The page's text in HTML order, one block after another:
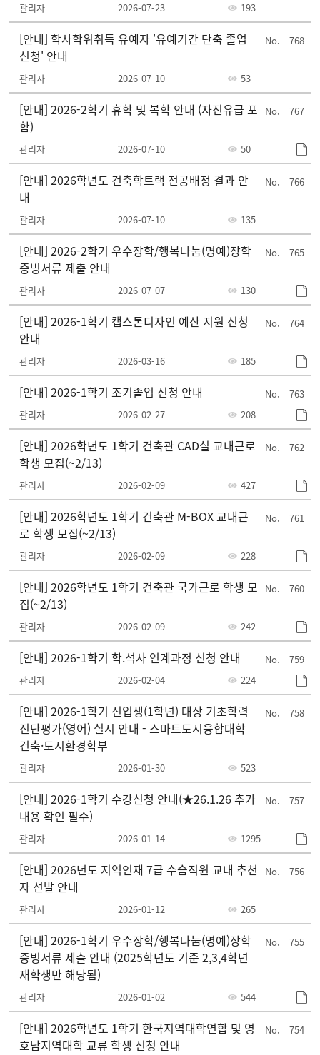
관리자 2026-07-23 193
768
[안내] 학사학위취득 유예자 '유예기간 단축 졸업
신청' 안내
관리자 2026-07-10 53
767
[안내] 2026-2학기 휴학 및 복학 안내 (자진유급 포
함)
관리자 2026-07-10 50
766
[안내] 2026학년도 건축학트랙 전공배정 결과 안
내
관리자 2026-07-10 135
765
[안내] 2026-2학기 우수장학/행복나눔(명예)장학
증빙서류 제출 안내
관리자 2026-07-07 130
764
[안내] 2026-1학기 캡스톤디자인 예산 지원 신청
안내
관리자 2026-03-16 185
763
[안내] 2026-1학기 조기졸업 신청 안내
관리자 2026-02-27 208
762
[안내] 2026학년도 1학기 건축관 CAD실 교내근로
학생 모집(~2/13)
관리자 2026-02-09 427
761
[안내] 2026학년도 1학기 건축관 M-BOX 교내근
로 학생 모집(~2/13)
관리자 2026-02-09 228
760
[안내] 2026학년도 1학기 건축관 국가근로 학생 모
집(~2/13)
관리자 2026-02-09 242
759
[안내] 2026-1학기 학.석사 연계과정 신청 안내
관리자 2026-02-04 224
758
[안내] 2026-1학기 신입생(1학년) 대상 기초학력
진단평가(영어) 실시 안내 - 스마트도시융합대학
건축·도시환경학부
관리자 2026-01-30 523
757
[안내] 2026-1학기 수강신청 안내(★26.1.26 추가
내용 확인 필수)
관리자 2026-01-14 1295
756
[안내] 2026년도 지역인재 7급 수습직원 교내 추천
자 선발 안내
관리자 2026-01-12 265
755
[안내] 2026-1학기 우수장학/행복나눔(명예)장학
증빙서류 제출 안내 (2025학년도 기준 2,3,4학년
재학생만 해당됨)
관리자 2026-01-02 544
754
[안내] 2026학년도 1학기 한국지역대학연합 및 영
호남지역대학 교류 학생 신청 안내